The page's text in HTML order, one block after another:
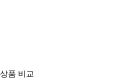
상품 비교